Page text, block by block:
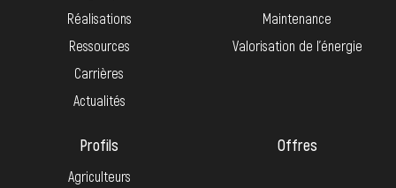
Réalisations
Ressources
Carrières
Actualités
Maintenance
Valorisation de l’énergie
Profils
Agriculteurs
Offres